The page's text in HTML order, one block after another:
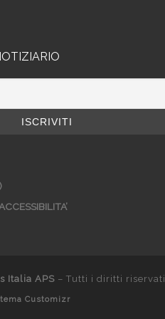
Italia APS – Tutti i diritti riservati
tema Customizr